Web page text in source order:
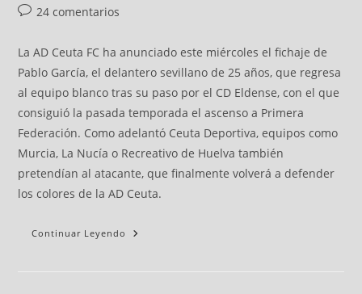
24 comentarios
La AD Ceuta FC ha anunciado este miércoles el fichaje de
Pablo García, el delantero sevillano de 25 años, que regresa
al equipo blanco tras su paso por el CD Eldense, con el que
consiguió la pasada temporada el ascenso a Primera
Federación. Como adelantó Ceuta Deportiva, equipos como
Murcia, La Nucía o Recreativo de Huelva también
pretendían al atacante, que finalmente volverá a defender
los colores de la AD Ceuta.
Continuar Leyendo